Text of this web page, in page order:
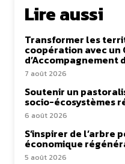
Lire aussi
Transformer les
coopération avec un
d’Accompagnement
7 août 2026
Soutenir un
socio-écosystèmes
6 août 2026
S’inspirer de l’arbre
économique
5 août 2026